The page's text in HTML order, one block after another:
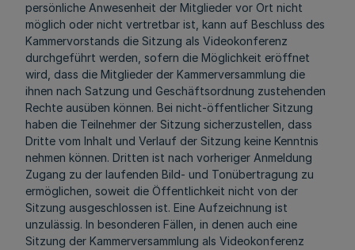
persönliche Anwesenheit der Mitglieder vor Ort nicht
möglich oder nicht vertretbar ist, kann auf Beschluss des
Kammervorstands die Sitzung als Videokonferenz
durchgeführt werden, sofern die Möglichkeit eröffnet
wird, dass die Mitglieder der Kammerversammlung die
ihnen nach Satzung und Geschäftsordnung zustehenden
Rechte ausüben können. Bei nicht-öffentlicher Sitzung
haben die Teilnehmer der Sitzung sicherzustellen, dass
Dritte vom Inhalt und Verlauf der Sitzung keine Kenntnis
nehmen können. Dritten ist nach vorheriger Anmeldung
Zugang zu der laufenden Bild- und Tonübertragung zu
ermöglichen, soweit die Öffentlichkeit nicht von der
Sitzung ausgeschlossen ist. Eine Aufzeichnung ist
unzulässig. In besonderen Fällen, in denen auch eine
Sitzung der Kammerversammlung als Videokonferenz